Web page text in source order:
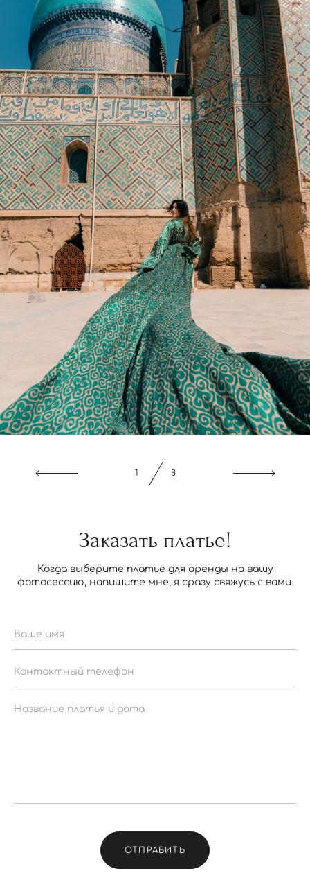
2 8
Заказать платье!
Когда выберите платье для аренды на вашу
фотосессию, напишите мне, я сразу свяжусь с вами.
ОТПРАВИТЬ